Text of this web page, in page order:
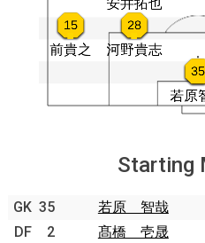
Starting
GK 35 若原 智哉
DF 2 髙橋 壱晟